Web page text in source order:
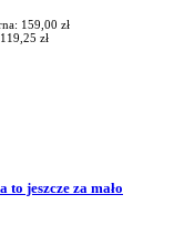
159,00 zł
zł
jeszcze za mało